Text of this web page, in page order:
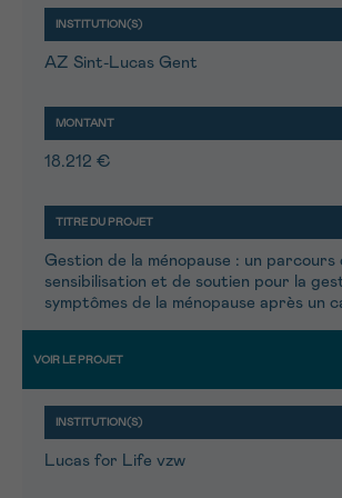
AZ Sint-Lucas Gent
18.212 €
Gestion de la ménopause : un parcours
sensibilisation et de soutien pour la
symptômes de la ménopause après un
Lucas for Life vzw